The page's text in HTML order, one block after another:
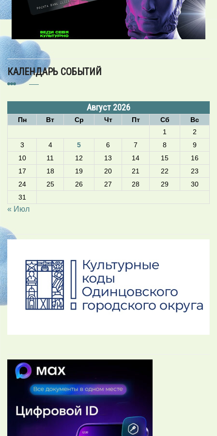
КАЛЕНДАРЬ СОБЫТИЙ
Август 2026
Пн Вт Ср Чт Пт Сб
Вс
1
2
3
4 5 6 7 8
9
10
11 12 13 14 15
16
17
18 19 20 21 22
23
24
25 26 27 28 29
30
31
« Июл